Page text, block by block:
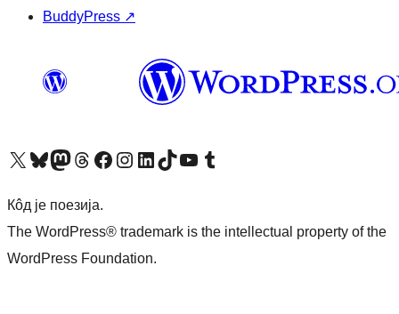
BuddyPress ↗
Visit our X (formerly Twitter) account
Посетите наш Bluesky налог
Visit our Mastodon account
Посетите наш налог на Threads-у Visit our Facebook pageПосетите наш Инстаграм налог
Visit our LinkedIn account
Посетите наш TikTok налог
Visit our YouTube channel
Посетите наш Tumblr налог
Кôд је поезија.
The WordPress® trademark is the intellectual property of the
WordPress Foundation.